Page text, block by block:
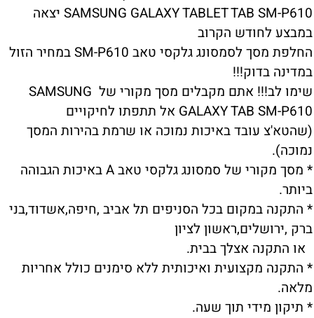
SAMSUNG GALAXY TABLET TAB SM-P610 יצאה
במבצע לחודש הקרוב
החלפת מסך לסמסונג גלקסי טאב SM-P610 במחיר הזול
במדינה בדוק!!!
שימו לב!!! אתם מקבלים מסך מקורי של SAMSUNG
GALAXY TAB SM-P610 אל תתפתו לחיקויים
(שהטא'צ עובד באיכות נמוכה או שרמת בהירות המסך
נמוכה).
* מסך מקורי של סמסונג גלקסי טאב A באיכות הגבוהה
ביותר.
* התקנה במקום בכל הסניפים תל אביב ,חיפה,אשדוד,בני
ברק ,ירושלים,ראשון לציון
או התקנה אצלך בבית.
* התקנה מקצועית ואיכותית ללא סימנים כולל אחריות
מלאה.
* תיקון מידי תוך שעה.